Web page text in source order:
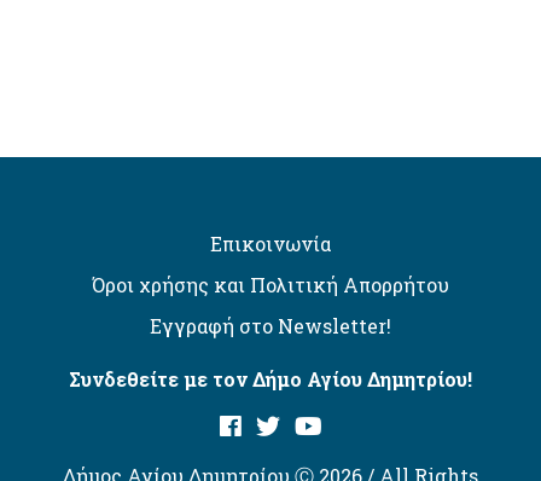
Επικοινωνία
Όροι χρήσης και Πολιτική Απορρήτου
Εγγραφή στο Newsletter!
Συνδεθείτε με τον Δήμο Αγίου Δημητρίου!
Δήμος Αγίου Δημητρίου Ⓒ 2026 / All Rights